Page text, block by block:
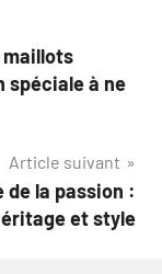
spéciale à ne
Article suivant
la passion :
et style